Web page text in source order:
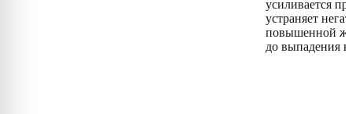
усиливается
устраняет
повышенной
до выпадения